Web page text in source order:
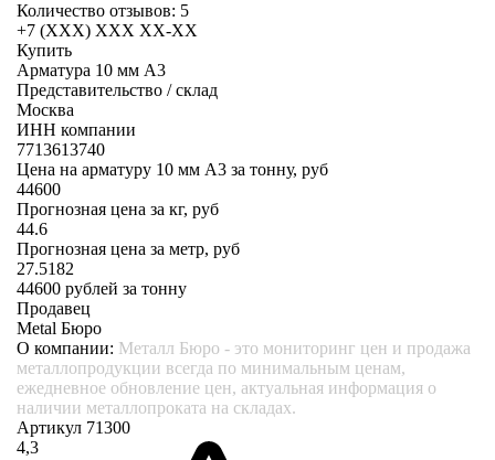
Количество отзывов: 5
+7 (XXX) ХХХ ХХ-ХХ
Купить
Арматура 10 мм А3
Представительство / склад
Москва
ИНН компании
7713613740
Цена на арматуру 10 мм А3 за тонну, руб
44600
Прогнозная цена за кг, руб
44.6
Прогнозная цена за метр, руб
27.5182
44600 рублей за тонну
Продавец
Metal Бюро
О компании: Металл Бюро - это мониторинг цен и продажа
металлопродукции всегда по минимальным ценам,
ежедневное обновление цен, актуальная информация о
наличии металлопроката на складах.
Артикул 71300
4,3